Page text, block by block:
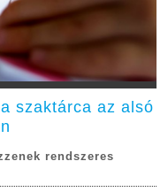
szaktárca az alsó
rendszeres